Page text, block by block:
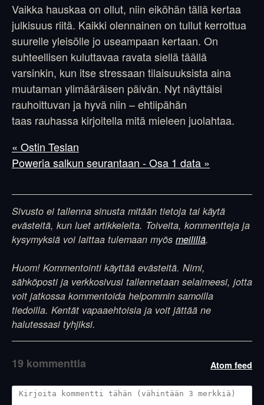
Vaikka hauskaa on ollut, niin eiköhän tällä kertaa
julkisuus riitä. Kaikki olennainen on tullut kerrottua
suurelle yleisölle jo useampaan kertaan. On
suhteellisen kuluttavaa ravata siellä täällä
varsinkin, kun itse stressaan tilaisuuksista aina
muutaman ylimääräisen päivän. Nyt näyttäisi
rauhoittuvan ja hyvä niin – ehtiipähän
taas rauhassa kirjoitella mitä mieleen juolahtaa.
« Ostin Teslan
Poweria salkun seurantaan - Osa 1 data »
Sivusto ei tallenna sinusta mitään tietoja tai käytä
evästeitä, kun luet artikkeleita. Toiveita, kommentteja ja
kysymyksiä voi laittaa tulemaan myös meilillä.
Huom! Kommentointi käyttää evästeitä. Nimi,
sähköposti ja verkkosivusi tallennetaan selaimeesi, jotta
voit jatkossa kommentoida helpommin samoilla
tiedoilla. Kentät vapaaehtoisia ja voit jättää ne
halutessasi tyhjiksi.
Atom feed
19 kommenttia